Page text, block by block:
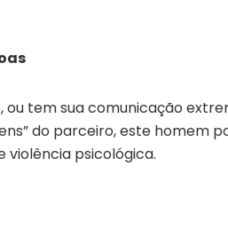
tem sua comunicação
do parceiro, este homem
violência psicológica.